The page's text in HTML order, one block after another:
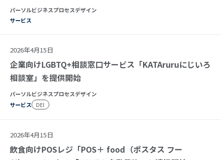
パーソルビジネスプロセスデザイン
サービス
2026年4月15日
企業向けLGBTQ+相談窓口サービス「KATAruruにじいろ
相談室」を提供開始
パーソルビジネスプロセスデザイン
サービス
DEI
2026年4月15日
飲食向けPOSレジ「POS＋ food（ポスタス フー